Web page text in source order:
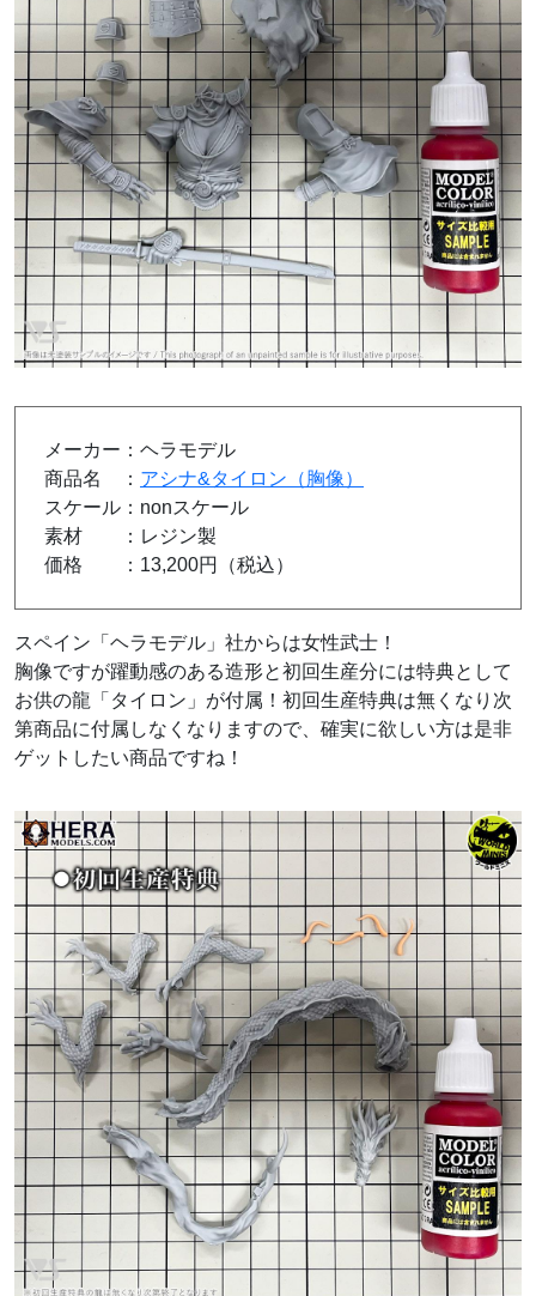
メーカー：ヘラモデル
商品名 ： アシナ&タイロン（胸像）
スケール：nonスケール
素材 ：レジン製
価格 ：13,200円（税込）
スペイン「ヘラモデル」社からは女性武士！
胸像ですが躍動感のある造形と初回生産分には特典として
お供の龍「タイロン」が付属！初回生産特典は無くなり次
第商品に付属しなくなりますので、確実に欲しい方は是非
ゲットしたい商品ですね！